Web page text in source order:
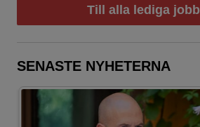
Till alla lediga jobb
SENASTE NYHETERNA